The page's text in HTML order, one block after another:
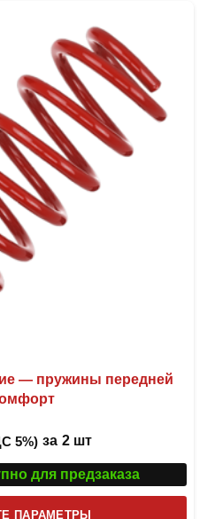
— пружины передней
5%) за 2 шт
для предзаказа
ПАРАМЕТРЫ